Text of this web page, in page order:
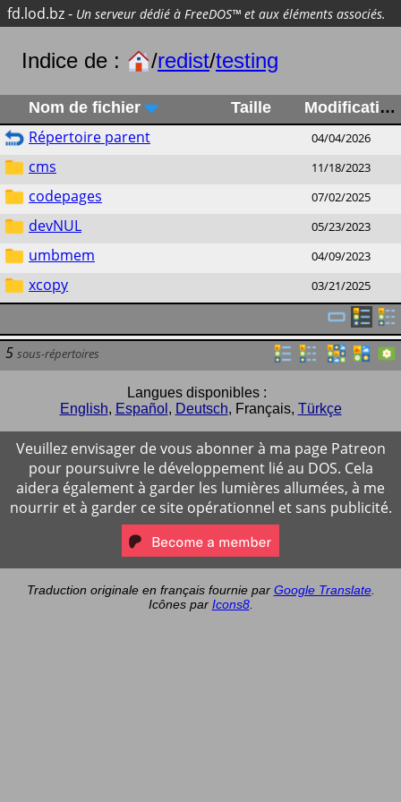
fd.lod.bz- Un serveur dédié à FreeDOS™ et aux éléments associés.
Indice de : /redist/testing
Nom de fichier Taille Modification
Répertoire parent 04/04/2026
cms 11/18/2023
codepages 07/02/2025
devNUL 05/23/2023
umbmem 04/09/2023
xcopy 03/21/2025
5 sous-répertoires
Langues disponibles :
English, Español , Deutsch, Français, Türkçe
Veuillez envisager de vous abonner à ma page Patreon
pour poursuivre le développement lié au DOS. Cela
aidera également à garder les lumières allumées, à me
nourrir et à garder ce site opérationnel et sans publicité.
Traduction originale en français fournie par Google Translate.
Icônes par Icons8.